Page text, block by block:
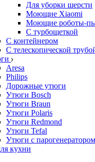
Для уборки шерсти
Моющие Xiaomi
Моющие роботы-
С турбощеткой
С контейнером
С телескопической
Aresa
Philips
Дорожные утюги
Утюги Bosch
Утюги Braun
Утюги Polaris
Утюги Redmond
Утюги Tefal
Утюги с парогенератором
кухни